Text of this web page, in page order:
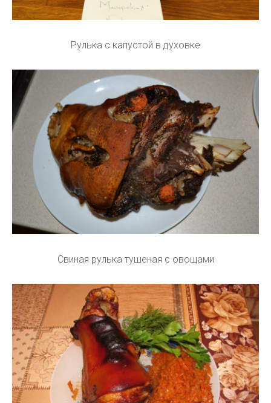
Рулька с капустой в духовке
Свиная рулька тушеная с овощами